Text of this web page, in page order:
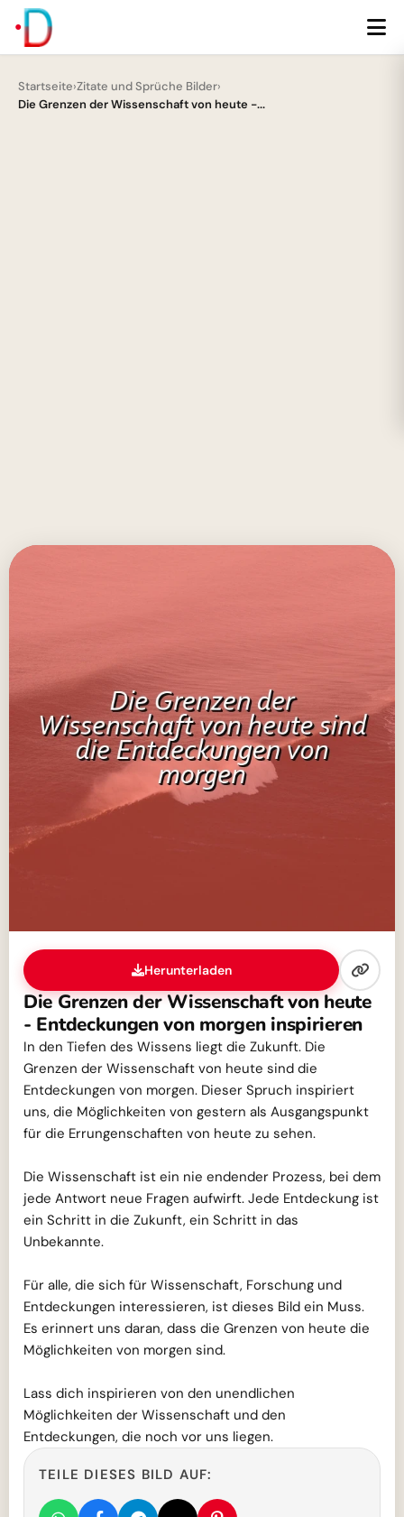
Startseite›Zitate und Sprüche Bilder›
Die Grenzen der Wissenschaft von heute -...
Herunterladen
Die Grenzen der Wissenschaft von heute
- Entdeckungen von morgen inspirieren
In den Tiefen des Wissens liegt die Zukunft. Die
Grenzen der Wissenschaft von heute sind die
Entdeckungen von morgen. Dieser Spruch inspiriert
uns, die Möglichkeiten von gestern als Ausgangspunkt
für die Errungenschaften von heute zu sehen.
Die Wissenschaft ist ein nie endender Prozess, bei dem
jede Antwort neue Fragen aufwirft. Jede Entdeckung ist
ein Schritt in die Zukunft, ein Schritt in das
Unbekannte.
Für alle, die sich für Wissenschaft, Forschung und
Entdeckungen interessieren, ist dieses Bild ein Muss.
Es erinnert uns daran, dass die Grenzen von heute die
Möglichkeiten von morgen sind.
Lass dich inspirieren von den unendlichen
Möglichkeiten der Wissenschaft und den
Entdeckungen, die noch vor uns liegen.
TEILE DIESES BILD AUF: